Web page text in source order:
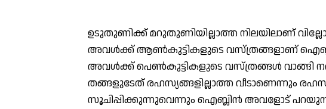
ഉടുതുണിക്ക് മറുതുണിയില്ലാത്ത നിലയിലാണ്
അവള്‍ക്ക് ആണ്‍കുട്ടികളുടെ വസ്ത്രങ്ങളാണ്
അവള്‍ക്ക് പെണ്‍കുട്ടികളുടെ വസ്ത്രങ്ങള്‍ വാങ്ങി
തങ്ങളുടേത് രഹസ്യങ്ങളില്ലാത്ത വീടാണെന്നും
സൂചിപ്പിക്കുന്നുവെന്നും ഐബ്ലിന്‍ അവളോട്